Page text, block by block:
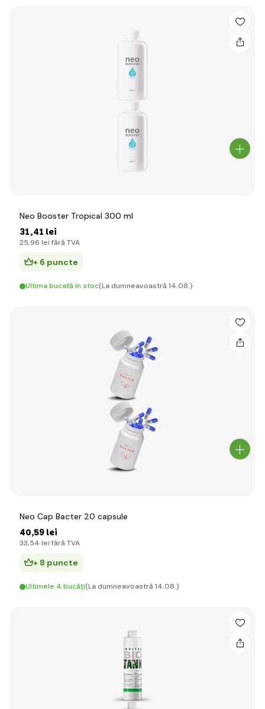
Neo Booster Tropical 300 ml
31,41 lei
25,96 lei fără TVA
+ 6 puncte
Ultima bucată în stoc(La dumneavoastră 14.08.)
Neo Cap Bacter 20 capsule
40,59 lei
33,54 lei fără TVA
+ 8 puncte
Ultimele 4 bucăți(La dumneavoastră 14.08.)